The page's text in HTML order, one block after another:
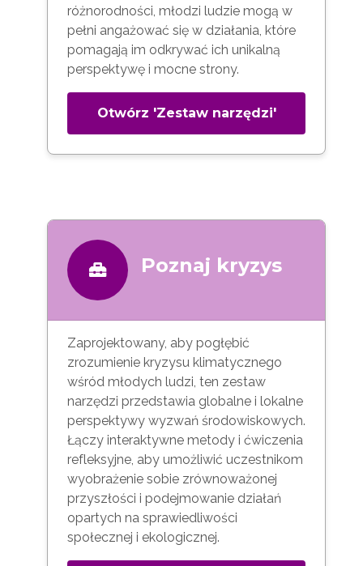
różnorodności, młodzi ludzie mogą w
pełni angażować się w działania, które
pomagają im odkrywać ich unikalną
perspektywę i mocne strony.
Otwórz 'Zestaw narzędzi'
Poznaj kryzys
Zaprojektowany, aby pogłębić
zrozumienie kryzysu klimatycznego
wśród młodych ludzi, ten zestaw
narzędzi przedstawia globalne i lokalne
perspektywy wyzwań środowiskowych.
Łączy interaktywne metody i ćwiczenia
refleksyjne, aby umożliwić uczestnikom
wyobrażenie sobie zrównoważonej
przyszłości i podejmowanie działań
opartych na sprawiedliwości
społecznej i ekologicznej.